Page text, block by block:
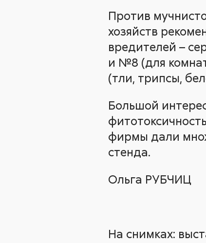
Против
хозяйств
вредителей –
и №8 (для
(тли, трипсы,
Большой
фирмы дали
стенда.
Ольга РУБЧИЦ
На снимках: